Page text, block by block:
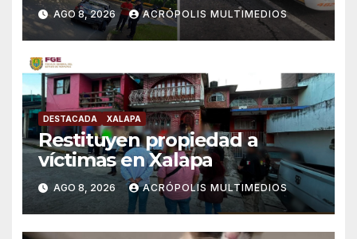
AGO 8, 2026 ACRÓPOLIS MULTIMEDIOS
DESTACADA XALAPA
Restituyen propiedad a
víctimas en Xalapa
AGO 8, 2026 ACRÓPOLIS MULTIMEDIOS